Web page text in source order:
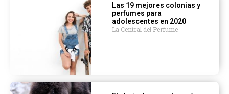
Las 19 mejores colonias y
perfumes para
adolescentes en 2020
La Central del Perfume